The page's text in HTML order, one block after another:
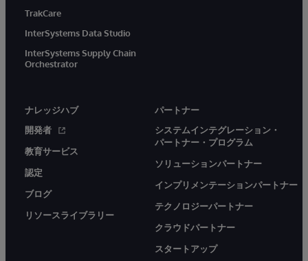
TrakCare
InterSystems Data Studio
InterSystems Supply Chain
Orchestrator
ナレッジハブ
開発者
教育サービス
認定
ブログ
リソースライブラリー
パートナー
システムインテグレーション・
パートナー・プログラム
ソリューションパートナー
インプリメンテーションパートナー
テクノロジーパートナー
クラウドパートナー
スタートアップ